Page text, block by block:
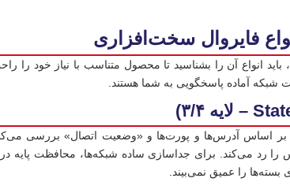
فایروال سخت‌افزاری
انواع آن را بشناسید تا محصول متناسب با نیاز خود را
شبکه آماده پاسخگویی به شما هستند.
بر اساس آدرس‌ها و پورت‌ها و «وضعیت اتصال» بررسی
را رد می‌کند. برای جداسازی ساده شبکه‌ها، محافظت پایه
بسته‌ها را عمیق نمی‌بیند.